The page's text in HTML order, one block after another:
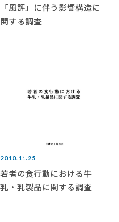
「風評」に伴う影響構造に
関する調査
2010.11.25
若者の食行動における牛
乳・乳製品に関する調査